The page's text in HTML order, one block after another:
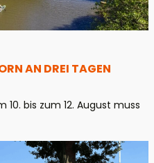
AN DREI TAGEN
bis zum 12. August muss